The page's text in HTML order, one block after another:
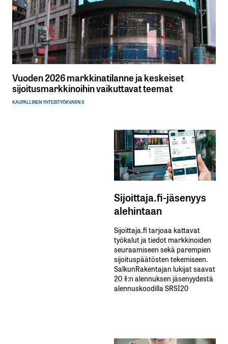
Vuoden 2026 markkinatilanne ja keskeiset
sijoitusmarkkinoihin vaikuttavat teemat
KAUPALLINEN YHTEISTYÖKVARN X
Sijoittaja.fi-jäsenyys
alehintaan
Sijoittaja.fi tarjoaa kattavat
työkalut ja tiedot markkinoiden
seuraamiseen sekä parempien
sijoituspäätösten tekemiseen.
SalkunRakentajan lukijat saavat
20 %:n alennuksen jäsenyydestä
alennuskoodilla SRSI20